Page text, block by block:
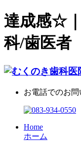
達成感☆
科/歯医者
お電話でのお
Home
ホーム